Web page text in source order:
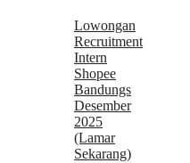
Lowongan
Recruitment
Intern
Shopee
Bandungs
Desember
2025
(Lamar
Sekarang)